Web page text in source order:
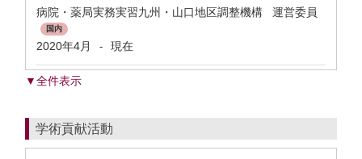
病院・薬局実務実習九州・山口地区調整機構 運営委員
国内
2020年4月 - 現在
▼全件表示
学術貢献活動